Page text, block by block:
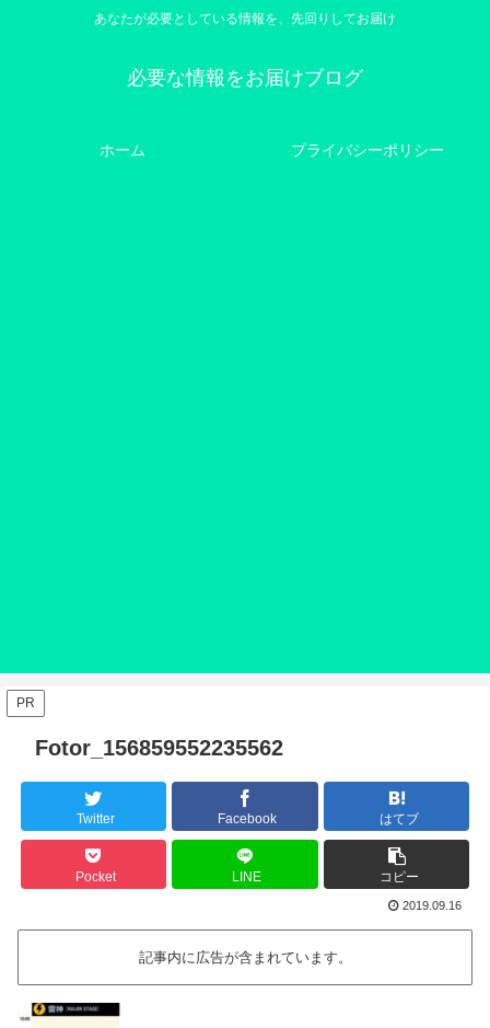
あなたが必要としている情報を、先回りしてお届け
必要な情報をお届けブログ
ホーム プライバシーポリシー
PR
Fotor_156859552235562
Twitter Facebook はてブ
Pocket LINE コピー
2019.09.16
記事内に広告が含まれています。